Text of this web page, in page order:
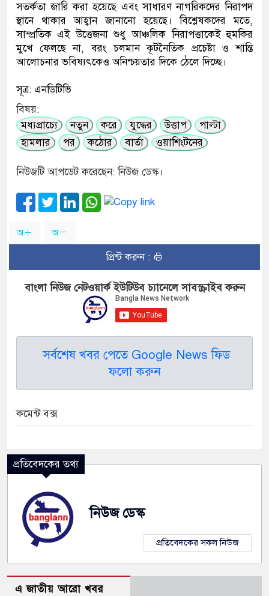
সতর্কতা জারি করা হয়েছে এবং সাধারণ নাগরিকদের নিরাপদ
স্থানে থাকার আহ্বান জানানো হয়েছে। বিশ্লেষকদের মতে,
সাম্প্রতিক এই উত্তেজনা শুধু আঞ্চলিক নিরাপত্তাকেই হুমকির
মুখে ফেলছে না, বরং চলমান কূটনৈতিক প্রচেষ্টা ও শান্তি
আলোচনার ভবিষ্যৎকেও অনিশ্চয়তার দিকে ঠেলে দিচ্ছে।
সূত্র: এনডিটিভি
বিষয়:
মধ্যপ্রাচ্যে
নতুন করে যুদ্ধের উত্তাপ
পাল্টা
হামলার
পর কঠোর বার্তা ওয়াশিংটনের
নিউজটি আপডেট করেছেন: নিউজ ডেস্ক।
অ অ
প্রিন্ট করুন :
বাংলা নিউজ নেটওয়ার্ক ইউটিউব চ্যানেলে সাবস্ক্রাইব করুন
সর্বশেষ খবর পেতে Google News ফিড
ফলো করুন
কমেন্ট বক্স
প্রতিবেদকের তথ্য
নিউজ ডেস্ক
প্রতিবেদকের সকল নিউজ
এ জাতীয় আরো খবর